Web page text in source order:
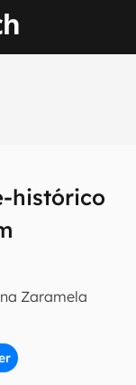
histórico
Zaramela
primeira
Termos de